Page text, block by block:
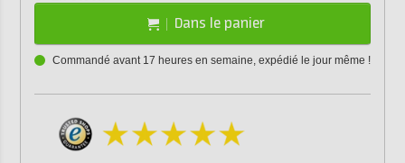
Dans le panier
Commandé avant 17 heures en semaine, expédié le jour même !